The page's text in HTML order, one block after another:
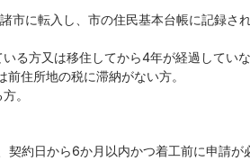
市に転入し、市の住民基本台帳に記録さ
る方又は移住してから4年が経過してい
住所地の税に滞納がない方。
。
契約日から6か月以内かつ着工前に申請が